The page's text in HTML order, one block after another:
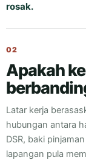
rosak.
02
Apakah
Latar kerja
hubungan antara
DSR, baki
lapangan pula